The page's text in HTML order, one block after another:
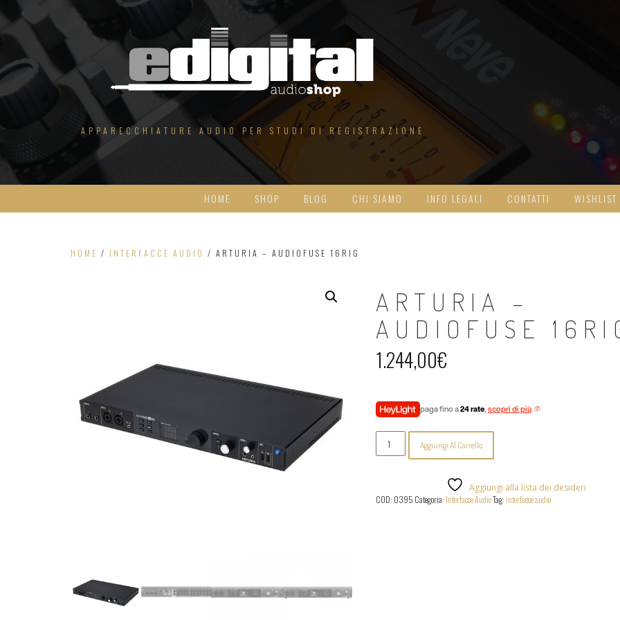
Salta
al
contenuto
APPARECCHIATURE AUDIO PER STUDI DI REGISTRAZIONE
HOME SHOP BLOG CHI SIAMO INFO LEGALI CONTATTI WISHLIST
HOME / INTERFACCE AUDIO / ARTURIA – AUDIOFUSE 16RIG
ARTURIA –
AUDIOFUSE
1.244,00€
paga fino a24 rate, scopri di più
AudioFuse
Aggiungi Al Carrello
Aggiungi alla lista dei desideri
COD: 0395 Categoria: Interfacce AudioTag: interfacce audio